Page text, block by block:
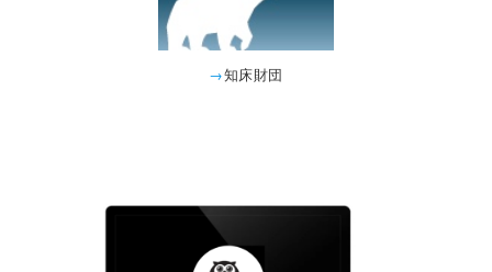
→知床財団